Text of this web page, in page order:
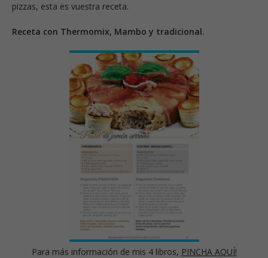
pizzas, esta es vuestra receta.
Receta con Thermomix, Mambo y tradicional.
Para más información de mis 4 libros, PINCHA AQUÍ!